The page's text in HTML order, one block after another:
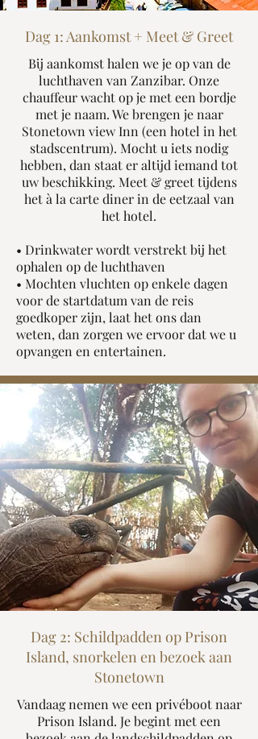
Dag 1: Aankomst + Meet & Greet
Bij aankomst halen we je op van de
luchthaven van Zanzibar. Onze
chauffeur wacht op je met een bordje
met je naam. We brengen je naar
Stonetown view Inn (een hotel in het
stadscentrum). Mocht u iets nodig
hebben, dan staat er altijd iemand tot
uw beschikking. Meet & greet tijdens
het à la carte diner in de eetzaal van
het hotel.
• Drinkwater wordt verstrekt bij het
ophalen op de luchthaven
• Mochten vluchten op enkele dagen
voor de startdatum van de reis
goedkoper zijn, laat het ons dan
weten, dan zorgen we ervoor dat we u
opvangen en entertainen.
Dag 2: Schildpadden op Prison
Island, snorkelen en bezoek aan
Stonetown
Vandaag nemen we een privéboot naar
Prison Island. Je begint met een